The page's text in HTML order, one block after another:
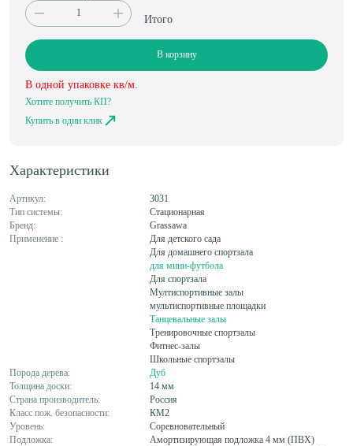
Характеристики
Артикул:
3031
Тип системы:
Стационарная
Бренд:
Grassawa
Применение :
Для детского сада
Для домашнего спортзала
для мини-футбола
Для спортзала
Мултиспортивные залы
мультиспортивные площадки
Танцевальные залы
Тренировочные спортзалы
Фитнес-залы
Школьные спортзалы
Порода дерева:
Дуб
Толщина доски:
14 мм
Страна производитель:
Россия
Класс пож. безопасности:
КМ2
Уровень:
Соревновательный
Подложка:
Амортизирующая подложка 4 мм (ПВХ)
Итого
В корзину
В одной упаковке кв/м.
Хотите получить КП?
Купить в один клик